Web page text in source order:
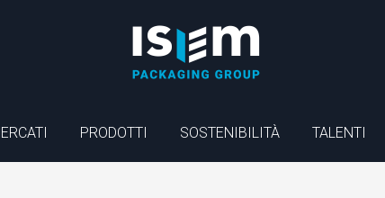
PRODOTTI SOSTENIBILITÀ TALENTI